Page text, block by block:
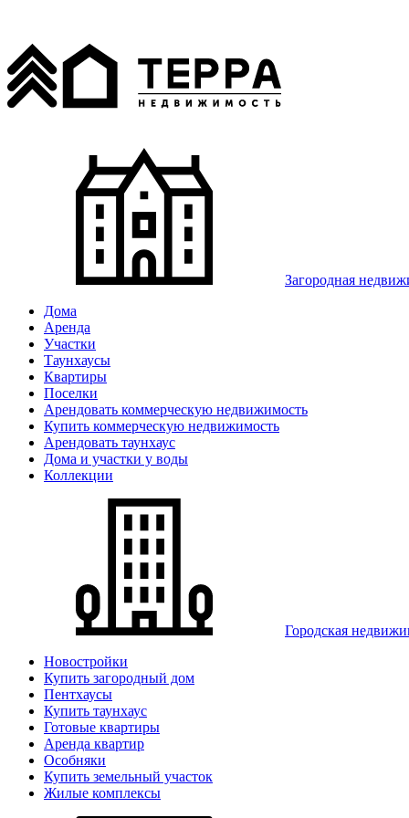
Загородная
Дома
Аренда
Участки
Таунхаусы
Квартиры
Поселки
Арендовать коммерческую недвижимость
Купить коммерческую недвижимость
Арендовать таунхаус
Дома и участки у воды
Коллекции
Городская
Новостройки
Купить загородный дом
Пентхаусы
Купить таунхаус
Готовые квартиры
Аренда квартир
Особняки
Купить земельный участок
Жилые комплексы